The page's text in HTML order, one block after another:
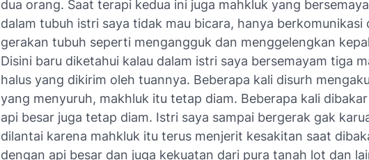
dua orang. Saat terapi kedua ini juga mahkluk yang
dalam tubuh istri saya tidak mau bicara, hanya berkomunikasi
gerakan tubuh seperti mengangguk dan menggelengkan
Disini baru diketahui kalau dalam istri saya bersemayam tiga
halus yang dikirim oleh tuannya. Beberapa kali disurh
yang menyuruh, makhluk itu tetap diam. Beberapa kali
api besar juga tetap diam. Istri saya sampai bergerak gak
dilantai karena mahkluk itu terus menjerit kesakitan saat
dengan api besar dan juga kekuatan dari pura tanah lot dan